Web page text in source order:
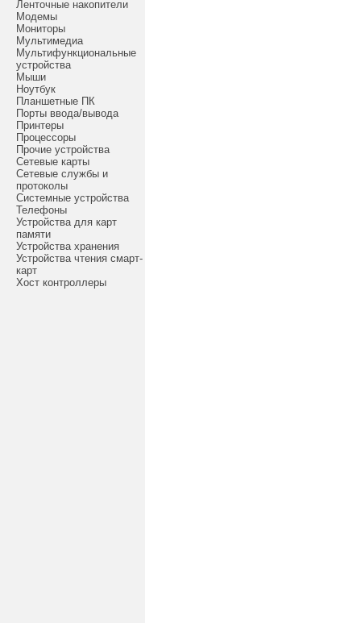
Ленточные накопители
Модемы
Мониторы
Мультимедиа
Мультифункциональные
устройства
Мыши
Ноутбук
Планшетные ПК
Порты ввода/вывода
Принтеры
Процессоры
Прочие устройства
Сетевые карты
Сетевые службы и
протоколы
Системные устройства
Телефоны
Устройства для карт
памяти
Устройства хранения
Устройства чтения смарт-
карт
Хост контроллеры